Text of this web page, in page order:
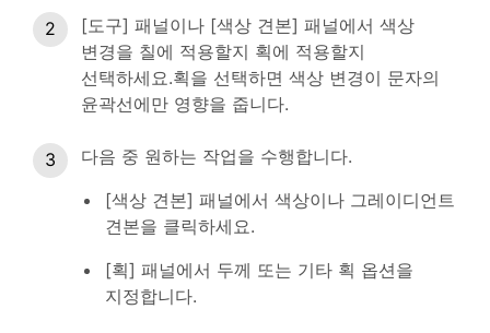
[도구] 패널이나 [색상 견본] 패널에서 색상
변경을 칠에 적용할지 획에 적용할지
선택하세요.획을 선택하면 색상 변경이 문자의
윤곽선에만 영향을 줍니다.
다음 중 원하는 작업을 수행합니다.
[색상 견본] 패널에서 색상이나 그레이디언트
견본을 클릭하세요.
[획] 패널에서 두께 또는 기타 획 옵션을
지정합니다.